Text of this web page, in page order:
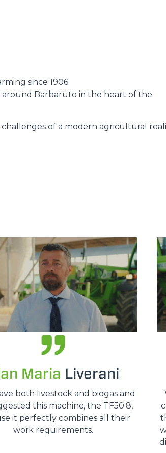
SHOW ALL
since 1906.
around Barbaruto in the heart of the
of a modern agricultural
Maria Liverani
both livestock and biogas and
this machine, the TF50.8,
it perfectly combines all their
work requirements.